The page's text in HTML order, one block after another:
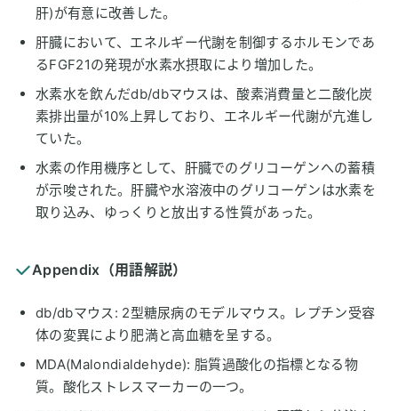
肝)が有意に改善した。
肝臓において、エネルギー代謝を制御するホルモンであ
るFGF21の発現が水素水摂取により増加した。
水素水を飲んだdb/dbマウスは、酸素消費量と二酸化炭
素排出量が10%上昇しており、エネルギー代謝が亢進し
ていた。
水素の作用機序として、肝臓でのグリコーゲンへの蓄積
が示唆された。肝臓や水溶液中のグリコーゲンは水素を
取り込み、ゆっくりと放出する性質があった。
Appendix（用語解説）
db/dbマウス: 2型糖尿病のモデルマウス。レプチン受容
体の変異により肥満と高血糖を呈する。
MDA(Malondialdehyde): 脂質過酸化の指標となる物
質。酸化ストレスマーカーの一つ。